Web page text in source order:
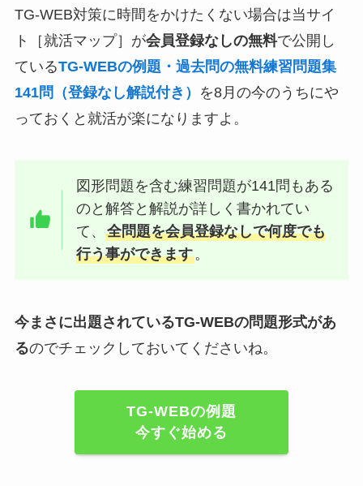
TG-WEB対策に時間をかけたくない場合は当サイ
ト［就活マップ］が会員登録なしの無料で公開し
ているTG-WEBの例題・過去問の無料練習問題集
141問（登録なし解説付き）
を8月の今のうちにや
っておくと就活が楽になりますよ。
図形問題を含む練習問題が141問もある
のと解答と解説が詳しく書かれてい
て、全問題を会員登録なしで何度でも
行う事ができます。
今まさに出題されているTG-WEBの問題形式があ
るのでチェックしておいてくださいね。
TG-WEBの例題
今すぐ始める